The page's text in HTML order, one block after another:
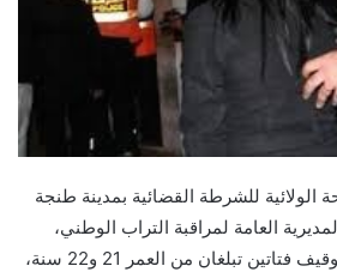
للشرطة القضائية بمدينة طنجة
العامة لمراقبة التراب الوطني،
مساء اليوم السبت، من توقيف فتاتين تبلغان من العمر 21 و22 سنة،